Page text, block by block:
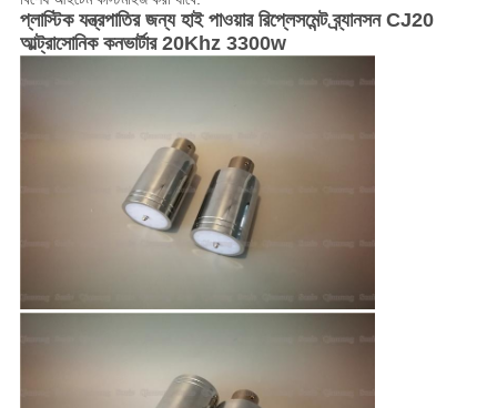
প্লাস্টিক যন্ত্রপাতির জন্য হাই পাওয়ার রিপ্লেসমেন্ট ব্র্যানসন CJ20
আল্ট্রাসোনিক কনভার্টার 20Khz 3300w